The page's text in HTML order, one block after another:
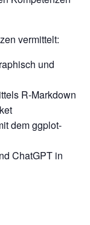
vermittelt:
und
R-Markdown
dem ggplot-
ChatGPT in